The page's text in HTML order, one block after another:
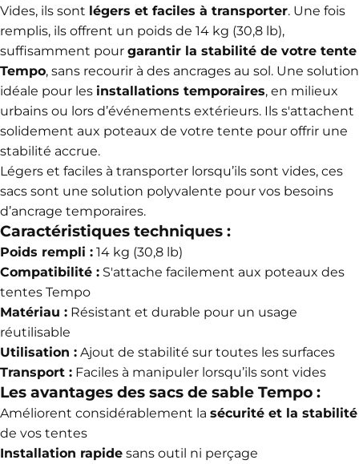
Vides, ils sont légers et faciles à transporter. Une fois
remplis, ils offrent un poids de 14 kg (30,8 lb),
suffisamment pour garantir la stabilité de votre tente
Tempo, sans recourir à des ancrages au sol. Une solution
idéale pour les installations temporaires, en milieux
urbains ou lors d’événements extérieurs. Ils s'attachent
solidement aux poteaux de votre tente pour offrir une
stabilité accrue.
Légers et faciles à transporter lorsqu’ils sont vides, ces
sacs sont une solution polyvalente pour vos besoins
d’ancrage temporaires.
Caractéristiques techniques :
Poids rempli : 14 kg (30,8 lb)
Compatibilité : S'attache facilement aux poteaux des
tentes Tempo
Matériau : Résistant et durable pour un usage
réutilisable
Utilisation : Ajout de stabilité sur toutes les surfaces
Transport : Faciles à manipuler lorsqu’ils sont vides
Les avantages des sacs de sable Tempo :
Améliorent considérablement la sécurité et la stabilité
de vos tentes
Installation rapide sans outil ni perçage